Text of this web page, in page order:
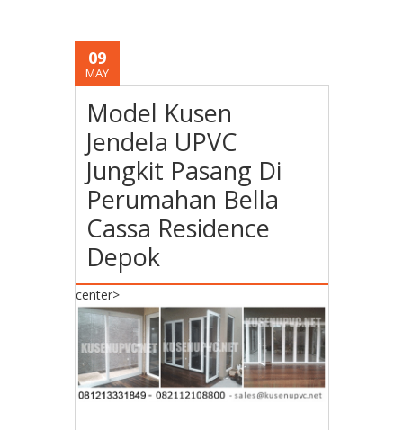
09
MAY
Model Kusen
Jendela UPVC
Jungkit Pasang Di
Perumahan Bella
Cassa Residence
Depok
center>